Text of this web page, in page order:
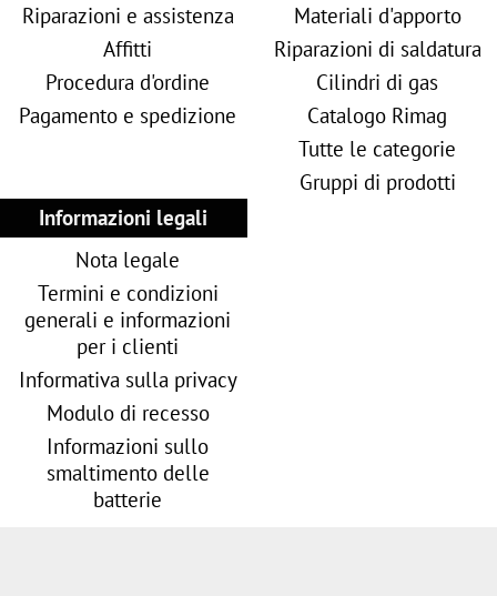
Riparazioni e assistenza
Affitti
Procedura d'ordine
Pagamento e spedizione
Materiali d'apporto
Riparazioni di saldatura
Cilindri di gas
Catalogo Rimag
Tutte le categorie
Gruppi di prodotti
Informazioni legali
Nota legale
Termini e condizioni
generali e informazioni
per i clienti
Informativa sulla privacy
Modulo di recesso
Informazioni sullo
smaltimento delle
batterie